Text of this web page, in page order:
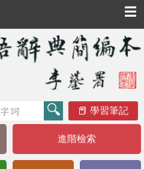
☰
學習筆記
進階檢索